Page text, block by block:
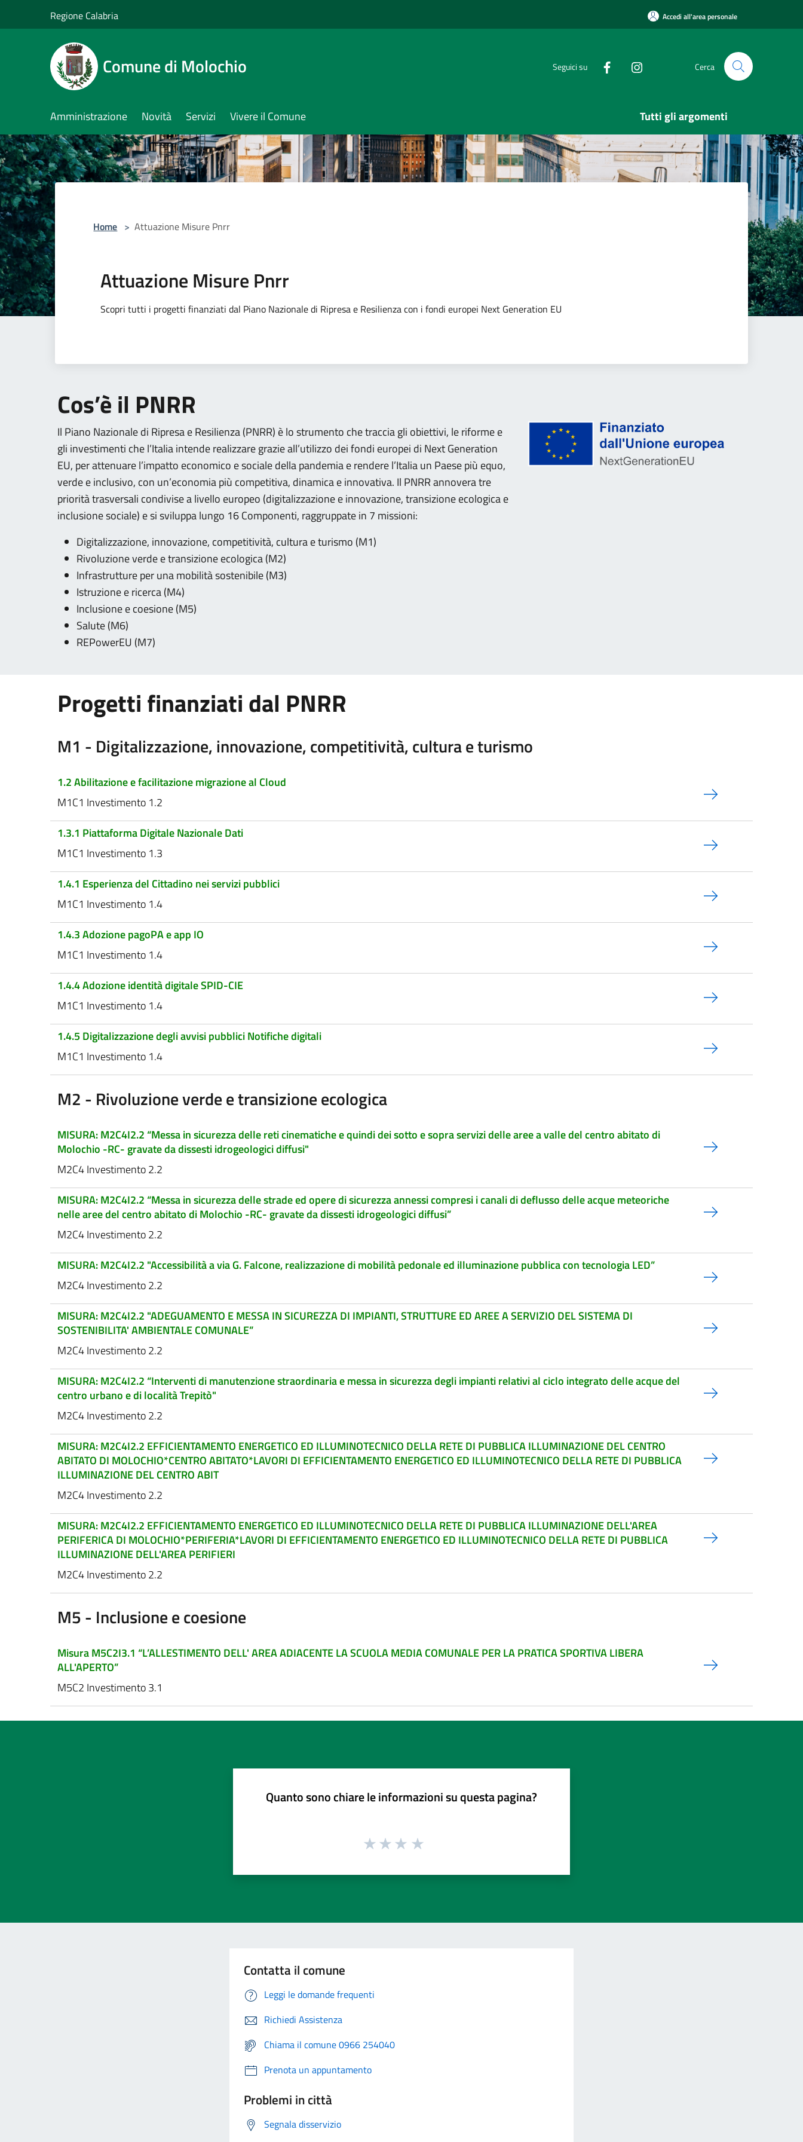
Regione Calabria Accedi all'area personale
Comune di Molochio Seguici su Cerca
Amministrazione Novità Servizi Vivere il Comune Tutti gli argomenti
Home > Attuazione Misure Pnrr
Attuazione Misure Pnrr
Scopri tutti i progetti finanziati dal Piano Nazionale di Ripresa e Resilienza con i fondi europei Next Generation EU
Cos’è il PNRR
Il Piano Nazionale di Ripresa e Resilienza (PNRR) è lo strumento che traccia gli obiettivi, le riforme e
gli investimenti che l’Italia intende realizzare grazie all’utilizzo dei fondi europei di Next Generation
EU, per attenuare l’impatto economico e sociale della pandemia e rendere l’Italia un Paese più equo,
verde e inclusivo, con un’economia più competitiva, dinamica e innovativa. Il PNRR annovera tre
priorità trasversali condivise a livello europeo (digitalizzazione e innovazione, transizione ecologica e
inclusione sociale) e si sviluppa lungo 16 Componenti, raggruppate in 7 missioni:
Digitalizzazione, innovazione, competitività, cultura e turismo (M1)
Rivoluzione verde e transizione ecologica (M2)
Infrastrutture per una mobilità sostenibile (M3)
Istruzione e ricerca (M4)
Inclusione e coesione (M5)
Salute (M6)
REPowerEU (M7)
Progetti finanziati dal PNRR
M1 - Digitalizzazione, innovazione, competitività, cultura e turismo
1.2 Abilitazione e facilitazione migrazione al Cloud
M1C1 Investimento 1.2
1.3.1 Piattaforma Digitale Nazionale Dati
M1C1 Investimento 1.3
1.4.1 Esperienza del Cittadino nei servizi pubblici
M1C1 Investimento 1.4
1.4.3 Adozione pagoPA e app IO
M1C1 Investimento 1.4
1.4.4 Adozione identità digitale SPID-CIE
M1C1 Investimento 1.4
1.4.5 Digitalizzazione degli avvisi pubblici Notifiche digitali
M1C1 Investimento 1.4
M2 - Rivoluzione verde e transizione ecologica
MISURA: M2C4I2.2 “Messa in sicurezza delle reti cinematiche e quindi dei sotto e sopra servizi delle aree a valle del centro abitato di
Molochio -RC- gravate da dissesti idrogeologici diffusi"
M2C4 Investimento 2.2
MISURA: M2C4I2.2 “Messa in sicurezza delle strade ed opere di sicurezza annessi compresi i canali di deflusso delle acque meteoriche
nelle aree del centro abitato di Molochio -RC- gravate da dissesti idrogeologici diffusi”
M2C4 Investimento 2.2
MISURA: M2C4I2.2 "Accessibilità a via G. Falcone, realizzazione di mobilità pedonale ed illuminazione pubblica con tecnologia LED”
M2C4 Investimento 2.2
MISURA: M2C4I2.2 "ADEGUAMENTO E MESSA IN SICUREZZA DI IMPIANTI, STRUTTURE ED AREE A SERVIZIO DEL SISTEMA DI
SOSTENIBILITA' AMBIENTALE COMUNALE”
M2C4 Investimento 2.2
MISURA: M2C4I2.2 “Interventi di manutenzione straordinaria e messa in sicurezza degli impianti relativi al ciclo integrato delle acque del
centro urbano e di località Trepitò"
M2C4 Investimento 2.2
MISURA: M2C4I2.2 EFFICIENTAMENTO ENERGETICO ED ILLUMINOTECNICO DELLA RETE DI PUBBLICA ILLUMINAZIONE DEL CENTRO
ABITATO DI MOLOCHIO*CENTRO ABITATO*LAVORI DI EFFICIENTAMENTO ENERGETICO ED ILLUMINOTECNICO DELLA RETE DI PUBBLICA
ILLUMINAZIONE DEL CENTRO ABIT
M2C4 Investimento 2.2
MISURA: M2C4I2.2 EFFICIENTAMENTO ENERGETICO ED ILLUMINOTECNICO DELLA RETE DI PUBBLICA ILLUMINAZIONE DELL'AREA
PERIFERICA DI MOLOCHIO*PERIFERIA*LAVORI DI EFFICIENTAMENTO ENERGETICO ED ILLUMINOTECNICO DELLA RETE DI PUBBLICA
ILLUMINAZIONE DELL'AREA PERIFIERI
M2C4 Investimento 2.2
M5 - Inclusione e coesione
Misura M5C2I3.1 “L’ALLESTIMENTO DELL' AREA ADIACENTE LA SCUOLA MEDIA COMUNALE PER LA PRATICA SPORTIVA LIBERA
ALL'APERTO”
M5C2 Investimento 3.1
Quanto sono chiare le informazioni su questa pagina?
Contatta il comune
Leggi le domande frequenti
Richiedi Assistenza
Chiama il comune 0966 254040
Prenota un appuntamento
Problemi in città
Segnala disservizio